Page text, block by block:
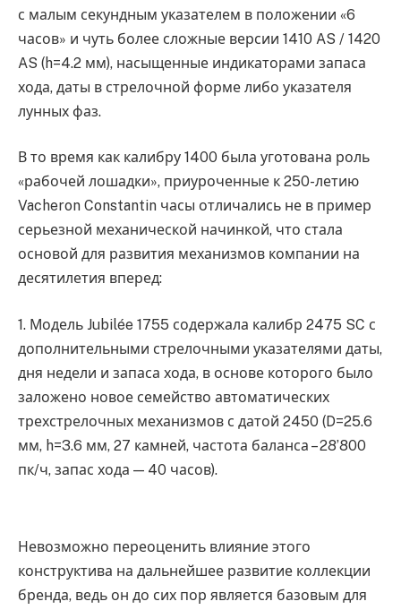
с малым секундным указателем в положении «6
часов» и чуть более сложные версии 1410 AS / 1420
AS (h=4.2 мм), насыщенные индикаторами запаса
хода, даты в стрелочной форме либо указателя
лунных фаз.
В то время как калибру 1400 была уготована роль
«рабочей лошадки», приуроченные к 250-летию
Vacheron Constantin часы отличались не в пример
серьезной механической начинкой, что стала
основой для развития механизмов компании на
десятилетия вперед:
1. Модель Jubilée 1755 содержала калибр 2475 SC с
дополнительными стрелочными указателями даты,
дня недели и запаса хода, в основе которого было
заложено новое семейство автоматических
трехстрелочных механизмов с датой 2450 (D=25.6
мм, h=3.6 мм, 27 камней, частота баланса – 28’800
пк/ч, запас хода — 40 часов).
Невозможно переоценить влияние этого
конструктива на дальнейшее развитие коллекции
бренда, ведь он до сих пор является базовым для